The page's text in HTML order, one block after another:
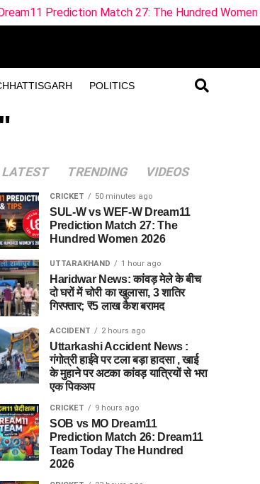
POLITICS
Match 27: The Hundred Women 2026
LATEST TRENDING VIDEOS
CRICKET 50 minutes ago
SUL-W vs WEF-W Dream11
Prediction Match 27: The
Hundred Women 2026
UTTARAKHAND 1 hour ago
Haridwar News: कांवड़ मेले के बीच
दो घरों में चोरी का खुलासा, 3 शातिर
गिरफ्तार; ₹5 लाख कैश बरामद
ACCIDENT 2 hours ago
Uttarkashi Accident News :
गंगोत्री हाईवे पर टला बड़ा हादसा , खाई
के मुहाने पर अटका कांवड़ यात्रियों से भरा
एक पिकअप
CRICKET 9 hours ago
SOB vs MO Dream11
Prediction Match 26: Dream11
Team Today The Hundred
2026